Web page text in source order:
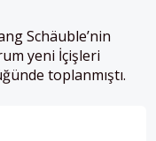
Schäuble’nin
yeni İçişleri
toplanmıştı.